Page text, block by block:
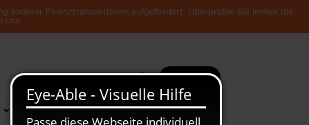
anderer Finanztransaktionen aufgefordert. Überprüfen Sie immer die
uns.
Suche Mehr
News &
Die Luxemburger